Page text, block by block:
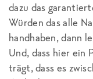
dazu das
Würden das alle
handhaben, dann
Und, dass hier ein
trägt, dass es